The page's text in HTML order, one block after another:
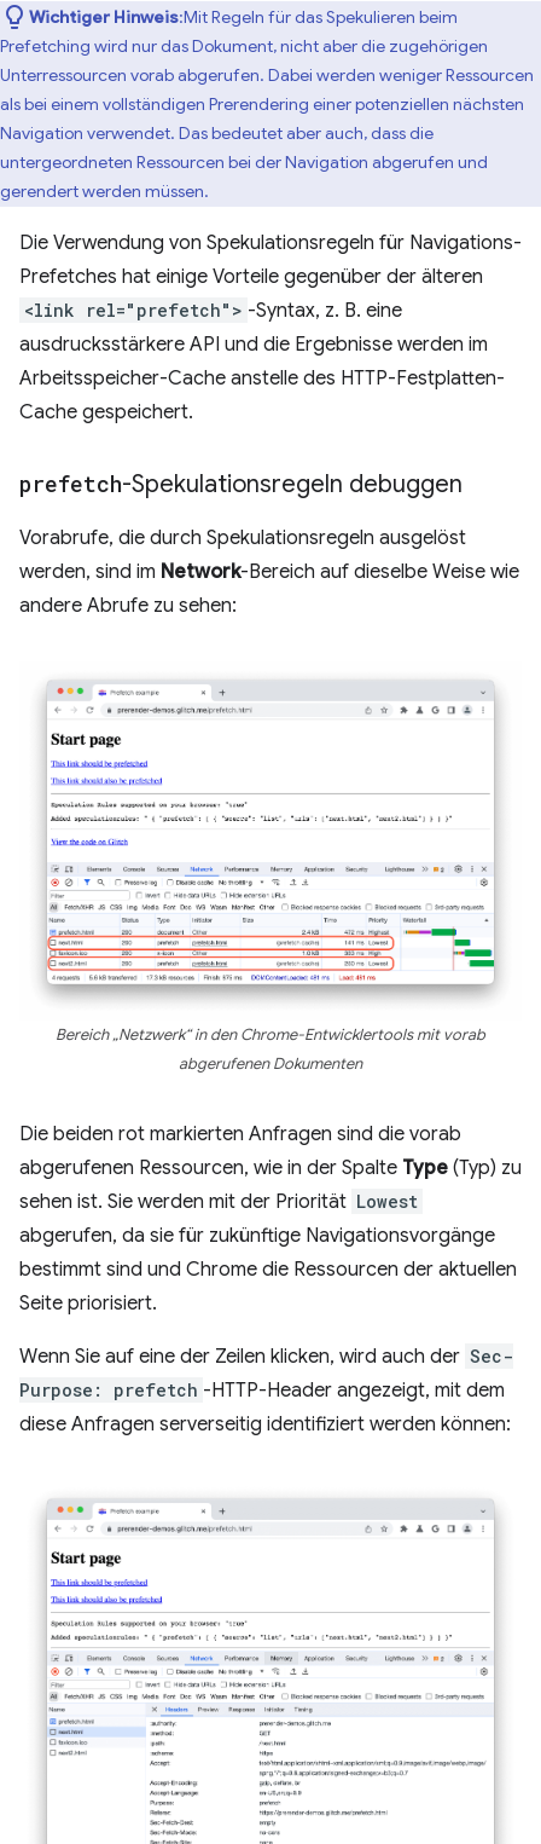
Wichtiger Hinweis:Mit Regeln für das Spekulieren beim
Prefetching wird nur das Dokument, nicht aber die zugehörigen
Unterressourcen vorab abgerufen. Dabei werden weniger Ressourcen
als bei einem vollständigen Prerendering einer potenziellen nächsten
Navigation verwendet. Das bedeutet aber auch, dass die
untergeordneten Ressourcen bei der Navigation abgerufen und
gerendert werden müssen.
Die Verwendung von Spekulationsregeln für Navigations-
Prefetches hat einige Vorteile gegenüber der älteren
<link rel="prefetch"> -Syntax, z. B. eine
ausdrucksstärkere API und die Ergebnisse werden im
Arbeitsspeicher-Cache anstelle des HTTP-Festplatten-
Cache gespeichert.
prefetch-Spekulationsregeln debuggen
Vorabrufe, die durch Spekulationsregeln ausgelöst
werden, sind im Network-Bereich auf dieselbe Weise wie
andere Abrufe zu sehen:
Bereich „Netzwerk“ in den Chrome-Entwicklertools mit vorab
abgerufenen Dokumenten
Die beiden rot markierten Anfragen sind die vorab
abgerufenen Ressourcen, wie in der Spalte Type (Typ) zu
sehen ist. Sie werden mit der Priorität Lowest
abgerufen, da sie für zukünftige Navigationsvorgänge
bestimmt sind und Chrome die Ressourcen der aktuellen
Seite priorisiert.
Wenn Sie auf eine der Zeilen klicken, wird auch der Sec-
Purpose: prefetch -HTTP-Header angezeigt, mit dem
diese Anfragen serverseitig identifiziert werden können: